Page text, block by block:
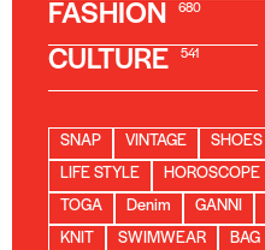
FASHION 680
CULTURE 541
SNAP VINTAGE SHOES
LIFE STYLE
HOROSCOPE
TOGA
Denim GANNI
KNIT
SWIMWEAR BAG